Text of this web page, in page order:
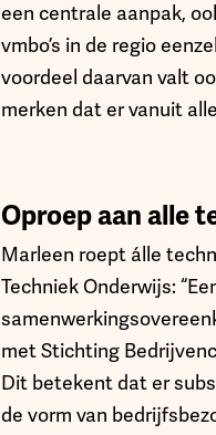
een centrale aanpak,
vmbo’s in de regio
voordeel daarvan valt
merken dat er vanuit
Oproep aan alle
Marleen roept álle
Techniek Onderwijs:
met Stichting
Dit betekent dat er
de vorm van